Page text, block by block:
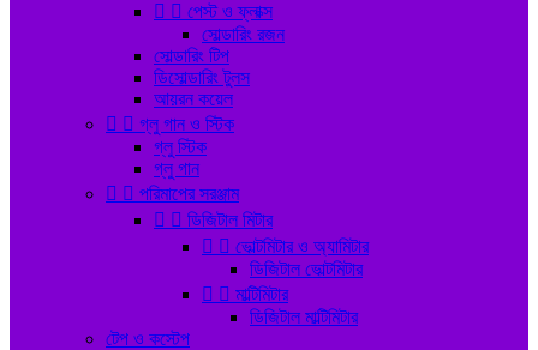
  পেস্ট ও ফ্লাক্স
সোল্ডারিং রজন
সোল্ডারিং টিপ
ডিসোল্ডারিং টুলস
আয়রন কয়েল
  গ্লু গান ও স্টিক
গ্লু স্টিক
গ্লু গান
  পরিমাপের সরঞ্জাম
  ডিজিটাল মিটার
  ভোল্টমিটার ও অ্যামিটার
ডিজিটাল ভোল্টমিটার
  মাল্টিমিটার
ডিজিটাল মাল্টিমিটার
টেপ ও কস্টেপ